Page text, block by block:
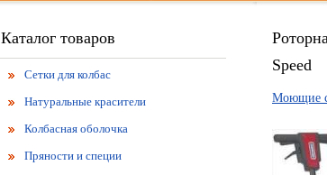
Speed
Моющие
Каталог товаров
Сетки для колбас
Натуральные красители
Колбасная оболочка
Пряности и специи